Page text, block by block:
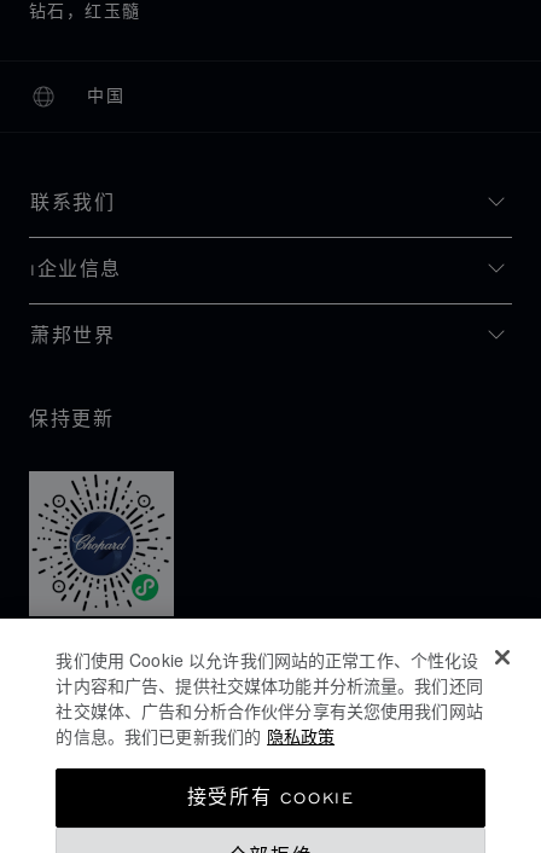
钻石，红玉髓
中国
本地化（更改国家/地区）
更改国家/地区
联系我们
I企业信息
萧邦世界
保持更新
COOKIES政策
我们使用 Cookie 以允许我们网站的正常工作、个性化设
计内容和广告、提供社交媒体功能并分析流量。我们还同
社交媒体、广告和分析合作伙伴分享有关您使用我们网站
的信息。我们已更新我们的 隐私政策
接受所有 COOKIE